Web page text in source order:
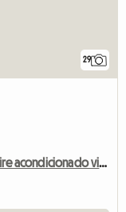
29
Porto-Vecchio Santa-Giulia Villa 4 personas aire acondicionado vista al mar terraza